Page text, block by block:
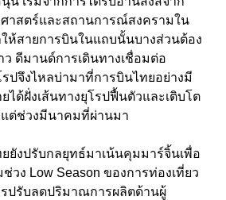
ศาสตร์และสถานการณ์สงครามใน
ห้สายการบินในแถบนั้นบางส่วนต้อง
ดีมานด์การเดินทางเชื่อมต่อ
รปจึงไหลบ่ามาที่การบินไทยอย่างมี
ได้ฝั่งเส้นทางยุโรปฟื้นตัวและเติบโต
แต่ช่วงมีนาคมที่ผ่านมา
ยังปรับกลยุทธ์มาเน้นคุมมาร์จิ้นเพื่อ
วง Low Season ของการท่องเที่ยว
ปรับลดปริมาณการผลิตด้านผู้